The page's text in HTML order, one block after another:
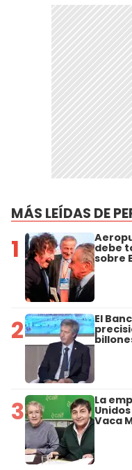
MÁS LEÍDAS DE
1 debe
sobre
2 El
3 La
Vaca